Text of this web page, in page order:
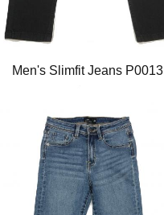
Men's Slimfit Jeans P0013